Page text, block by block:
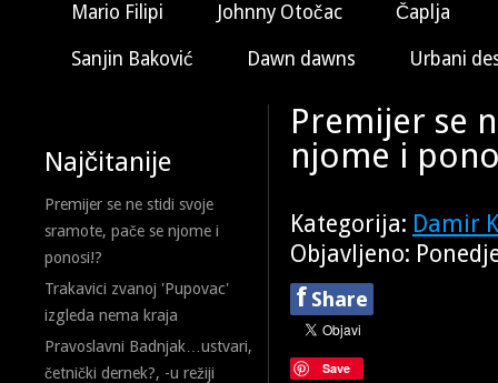
Mario Filipi Johnny Otočac Čaplja
Sanjin Baković Dawn dawns Urbani
Najčitanije
Premijer se ne stidi svoje
sramote, pače se njome i
ponosi!?
Trakavici zvanoj 'Pupovac'
izgleda nema kraja
Pravoslavni Badnjak…ustvari,
četnički dernek?, -u režiji
Premijer se
njome i
Kategorija: Damir
Objavljeno:
f Share
Save